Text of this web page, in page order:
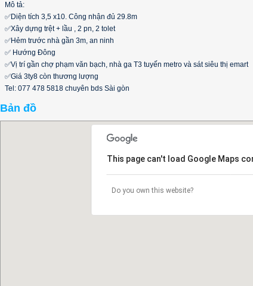
Mô tả:
✅Diện tích 3,5 x10. Công nhận đủ 29.8m
✅Xây dựng trệt + lầu , 2 pn, 2 tolet
✅Hẻm trước nhà gần 3m, an ninh
✅ Hướng Đông
✅Vị trí gần chợ phạm văn bạch, nhà ga T3 tuyến metro và sát siêu thị emart
✅Giá 3ty8 còn thương lượng
Tel: 077 478 5818 chuyên bds Sài gòn
Bản đồ
This page can't load Google Maps
Do you own this website?